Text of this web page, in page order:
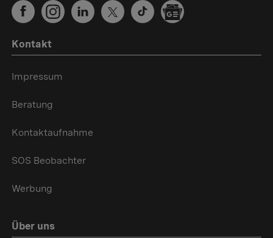
Kontakt
Impressum
Beratung
Kontaktaufnahme
SOS Beobachter
Werbung
Über uns